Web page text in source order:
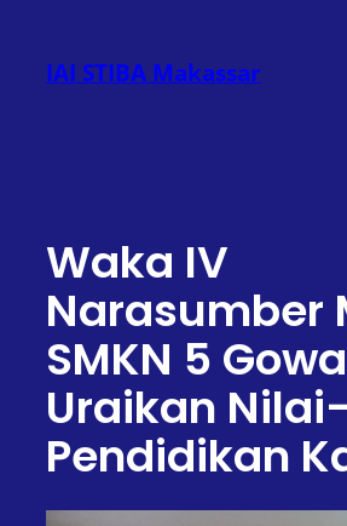
konten
IAI STIBA Makassar
Waka IV
Narasumber
SMKN 5
Uraikan
Pendidikan